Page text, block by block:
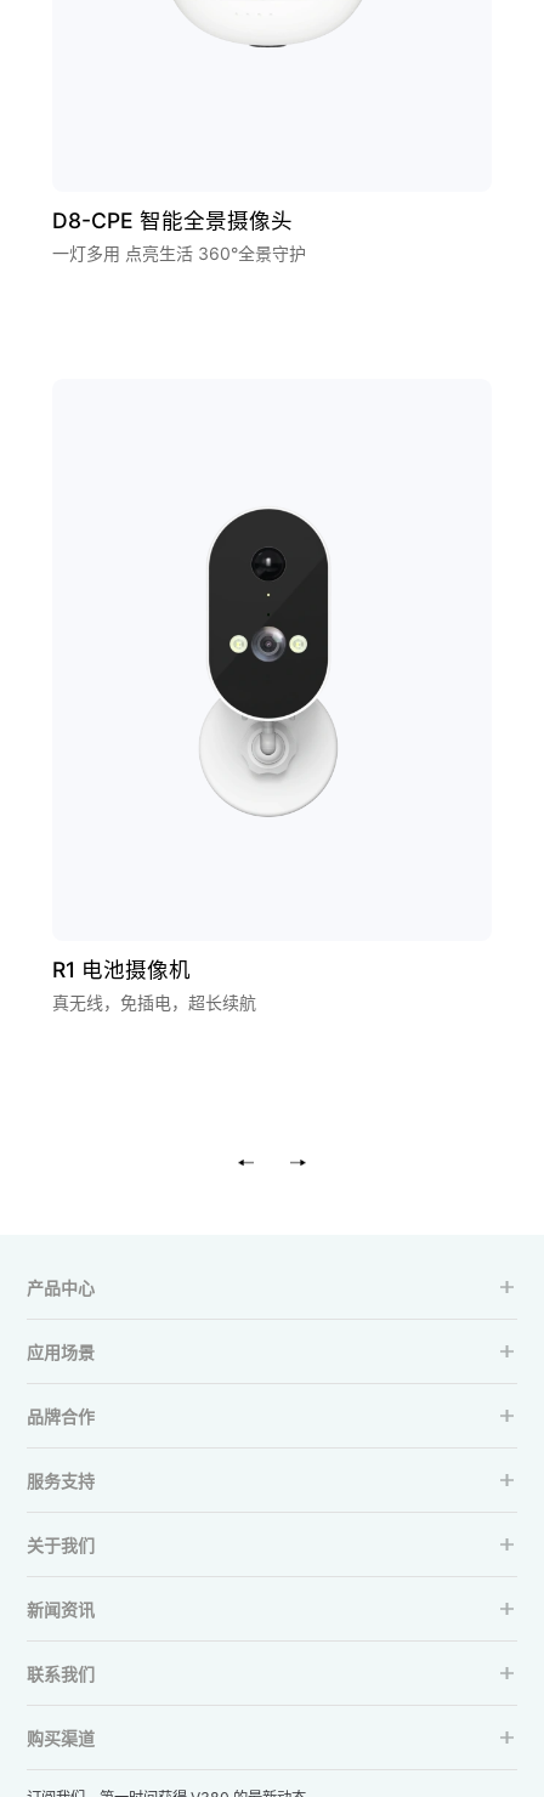
D8-CPE 智能全景摄像头
一灯多用 点亮生活 360°全景守护
R1 电池摄像机
真无线，免插电，超长续航
产品中心
应用场景
品牌合作
服务支持
关于我们
新闻资讯
联系我们
购买渠道